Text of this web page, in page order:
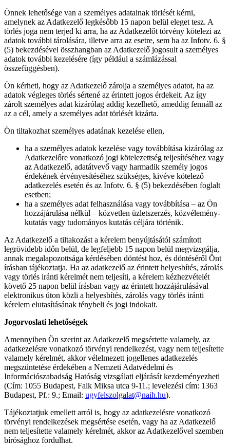
Önnek lehetősége van a személyes adatainak törlését kérni,
amelynek az Adatkezelő legkésőbb 15 napon belül eleget tesz. A
törlés joga nem terjed ki arra, ha az Adatkezelőt törvény kötelezi az
adatok további tárolására, illetve arra az esetre, sem ha az Infotv. 6. §
(5) bekezdésével összhangban az Adatkezelő jogosult a személyes
adatok további kezelésére (így például a számlázással
összefüggésben).
Ön kérheti, hogy az Adatkezelő zárolja a személyes adatot, ha az
adatok végleges törlés sértené az érintett jogos érdekeit. Az így
zárolt személyes adat kizárólag addig kezelhető, ameddig fennáll az
az a cél, amely a személyes adat törlését kizárta.
Ön tiltakozhat személyes adatának kezelése ellen,
ha a személyes adatok kezelése vagy továbbítása kizárólag az
Adatkezelőre vonatkozó jogi kötelezettség teljesítéséhez vagy
az Adatkezelő, adatátvevő vagy harmadik személy jogos
érdekének érvényesítéséhez szükséges, kivéve kötelező
adatkezelés esetén és az Infotv. 6. § (5) bekezdésében foglalt
esetben;
ha a személyes adat felhasználása vagy továbbítása – az Ön
hozzájárulása nélkül – közvetlen üzletszerzés, közvélemény-
kutatás vagy tudományos kutatás céljára történik.
Az Adatkezelő a tiltakozást a kérelem benyújtásától számított
legrövidebb időn belül, de legfeljebb 15 napon belül megvizsgálja,
annak megalapozottsága kérdésében döntést hoz, és döntéséről Önt
írásban tájékoztatja. Ha az adatkezelő az érintett helyesbítés, zárolás
vagy törlés iránti kérelmét nem teljesíti, a kérelem kézhezvételét
követő 25 napon belül írásban vagy az érintett hozzájárulásával
elektronikus úton közli a helyesbítés, zárolás vagy törlés iránti
kérelem elutasításának ténybeli és jogi indokait.
Jogorvoslati lehetőségek
Amennyiben Ön szerint az Adatkezelő megsértette valamely, az
adatkezelésre vonatkozó törvényi rendelkezést, vagy nem teljesítette
valamely kérelmét, akkor vélelmezett jogellenes adatkezelés
megszüntetése érdekében a Nemzeti Adatvédelmi és
Információszabadság Hatóság vizsgálati eljárását kezdeményezheti
(Cím: 1055 Budapest, Falk Miksa utca 9-11.; levelezési cím: 1363
Budapest, Pf.: 9.; Email: ugyfelszolgalat@naih.hu).
Tájékoztatjuk emellett arról is, hogy az adatkezelésre vonatkozó
törvényi rendelkezések megsértése esetén, vagy ha az Adatkezelő
nem teljesítette valamely kérelmét, akkor az Adatkezelővel szemben
bírósághoz fordulhat.